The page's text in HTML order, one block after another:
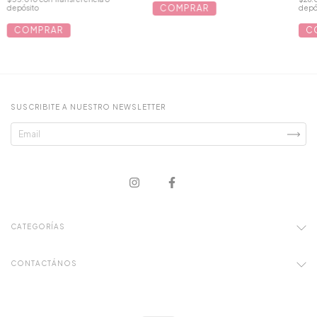
depósito
COMPRAR
COMPRAR
SUSCRIBITE A NUESTRO NEWSLETTER
CATEGORÍAS
CONTACTÁNOS